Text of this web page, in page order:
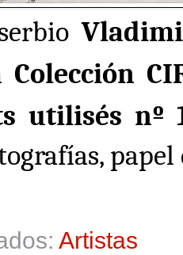
Colección
utilisés nº
Artistas